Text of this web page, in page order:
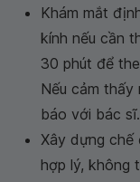
Khám mắt
kính nếu cần
30 phút để
Nếu cảm thấy
báo với bác sĩ.
Xây dựng chế
hợp lý, không